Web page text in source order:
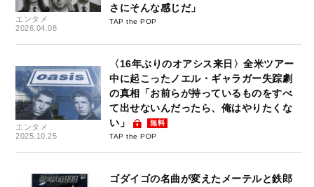
エンタメ
2026.04.08
さにそんな感じだ」
TAP the POP
エンタメ
2025.10.25
〈16年ぶりのオアシス来日〉全米ツアー
中に起こったノエル・ギャラガー失踪劇
の真相「お前らが持っているものをすべ
て出せないんだったら、俺はやりたくな
い」
無料
TAP the POP
ゴダイゴの名曲が変えたメーテルと鉄郎